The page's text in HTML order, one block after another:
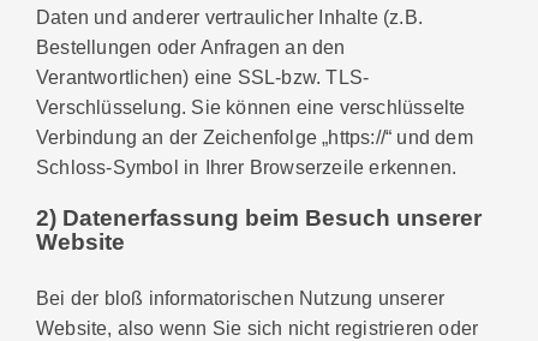
Daten und anderer vertraulicher Inhalte (z.B.
Bestellungen oder Anfragen an den
Verantwortlichen) eine SSL-bzw. TLS-
Verschlüsselung. Sie können eine verschlüsselte
Verbindung an der Zeichenfolge „https://“ und dem
Schloss-Symbol in Ihrer Browserzeile erkennen.
2) Datenerfassung beim Besuch unserer
Website
Bei der bloß informatorischen Nutzung unserer
Website, also wenn Sie sich nicht registrieren oder